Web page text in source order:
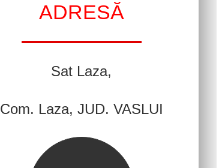
ADRESĂ
Sat Laza,
Com. Laza, JUD. VASLUI